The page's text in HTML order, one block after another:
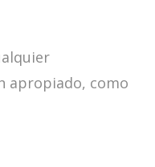
apropiado, como